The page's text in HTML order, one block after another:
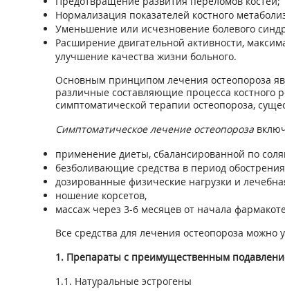
Нормализация показателей костного
Уменьшение или исчезновение болевого
Расширение двигательной активности,
улучшение качества жизни больного.
Основным принципом лечения остеопороза
различные составляющие процесса костного
симптоматической терапии остеопороза,
Симптоматическое лечение остеопороза
применение диеты, сбалансированной по
безболивающие средства в период
дозированные физические нагрузки и
ношение корсетов,
массаж через 3-6 месяцев от начала
Все средства для лечения остеопороза можно
1. Препараты с преимущественным
1.1. Натуральные эстрогены